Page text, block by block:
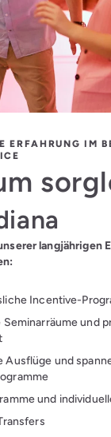
ERFAHRUNG IM
langjährigen
Incentive-
Seminarräume und
Ausflüge und
und